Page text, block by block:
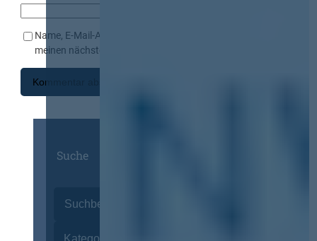
Name, E-Mail-Adresse und Website in diesem Browser für
meinen nächsten Kommentar speichern.
Suche